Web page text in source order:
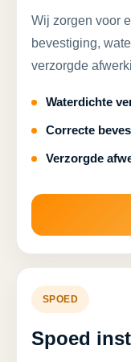
Wij zorgen voor
bevestiging,
verzorgde
Waterdichte
Correcte
Verzorgde
SPOED
Spoed